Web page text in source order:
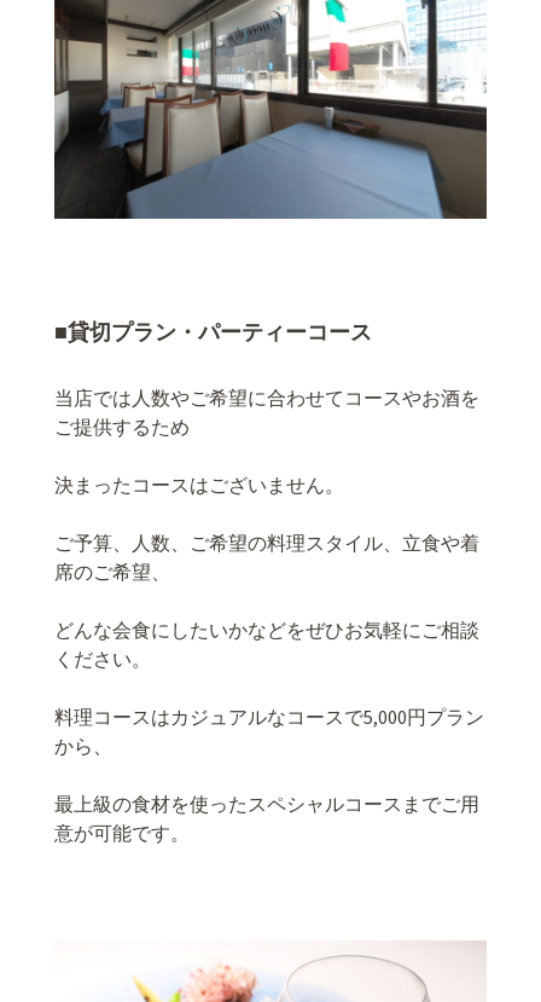
■貸切プラン・パーティーコース
当店では人数やご希望に合わせてコースやお酒を
ご提供するため
決まったコースはございません。
ご予算、人数、ご希望の料理スタイル、立食や着
席のご希望、
どんな会食にしたいかなどをぜひお気軽にご相談
ください。
料理コースはカジュアルなコースで5,000円プラン
から、
最上級の食材を使ったスペシャルコースまでご用
意が可能です。